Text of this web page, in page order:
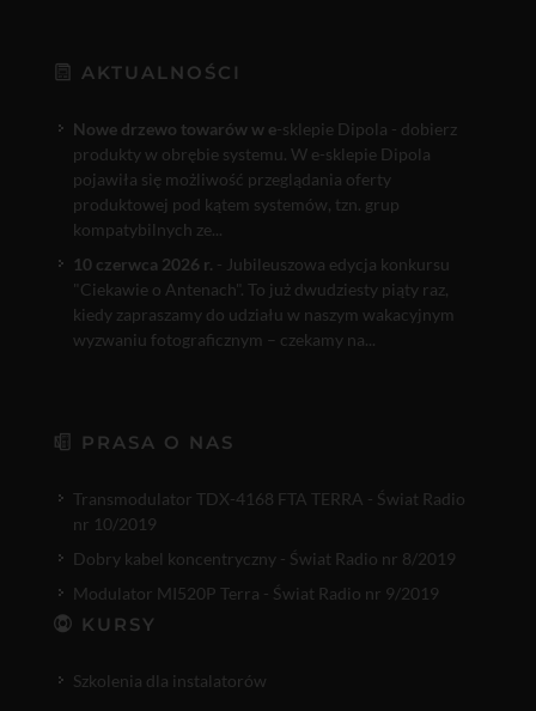
AKTUALNOŚCI
Nowe drzewo towarów w e-sklepie Dipola - dobierz
produkty w obrębie systemu. W e-sklepie Dipola
pojawiła się możliwość przeglądania oferty
produktowej pod kątem systemów, tzn. grup
kompatybilnych ze...
10 czerwca 2026 r. - Jubileuszowa edycja konkursu
"Ciekawie o Antenach". To już dwudziesty piąty raz,
kiedy zapraszamy do udziału w naszym wakacyjnym
wyzwaniu fotograficznym – czekamy na...
PRASA O NAS
Transmodulator TDX-4168 FTA TERRA - Świat Radio
nr 10/2019
Dobry kabel koncentryczny - Świat Radio nr 8/2019
Modulator MI520P Terra - Świat Radio nr 9/2019
KURSY
Szkolenia dla instalatorów